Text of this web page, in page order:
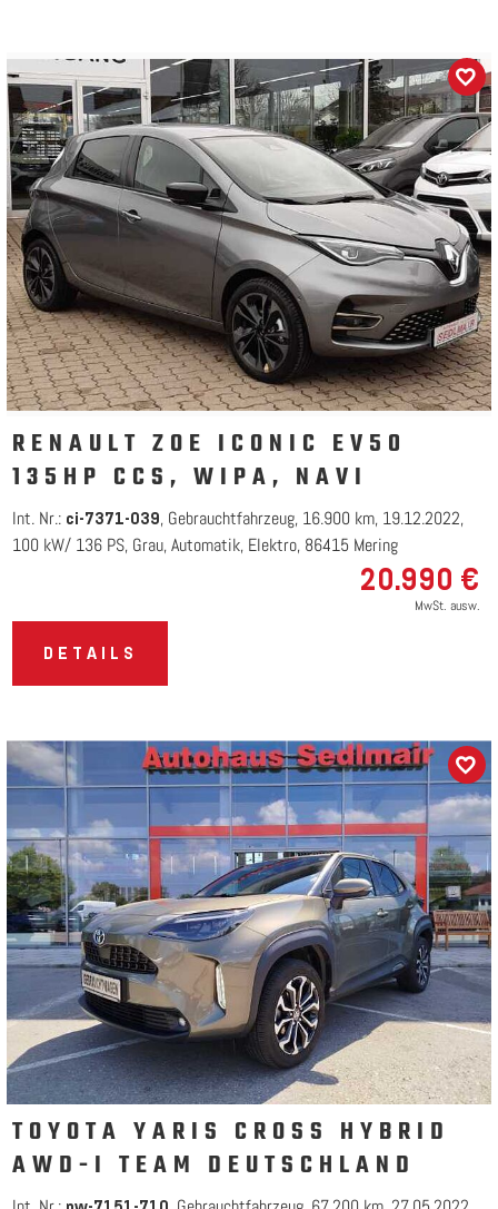
RENAULT ZOE ICONIC EV50
135HP CCS, WIPA, NAVI
Int. Nr.: ci-7371-039 Gebrauchtfahrzeug 16.900 km 19.12.2022
100 kW/ 136 PS Grau Automatik Elektro 86415 Mering
20.990 €
MwSt. ausw.
DETAILS
TOYOTA YARIS CROSS HYBRID
AWD-I TEAM DEUTSCHLAND